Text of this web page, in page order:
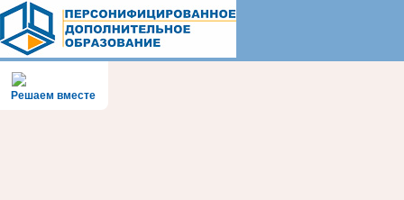
Решаем вместе